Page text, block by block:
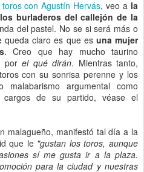
toros con Agustín Hervás, veo a la
burladeros del callejón de la
del pastel. No se si será más o
queda claro es que es una mujer
. Creo que hay mucho taurino
por el qué dirán. Mientras tanto,
con su sonrisa perenne y los
argumental como
cargos de su partido, véase el
malagueño, manifestó tal día a la
que le "gustan los toros, aunque
sí me gusta ir a la plaza.
para la ciudad y nuestras